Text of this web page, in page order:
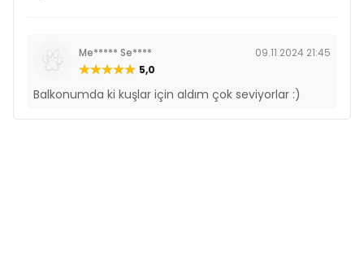
Me***** Se****
09.11.2024 21:45
5,0
Balkonumda ki kuşlar için aldım çok seviyorlar :)